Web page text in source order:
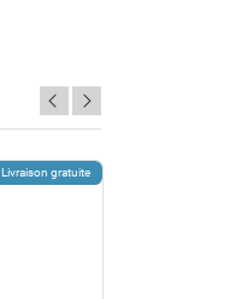
Livraison gratuite